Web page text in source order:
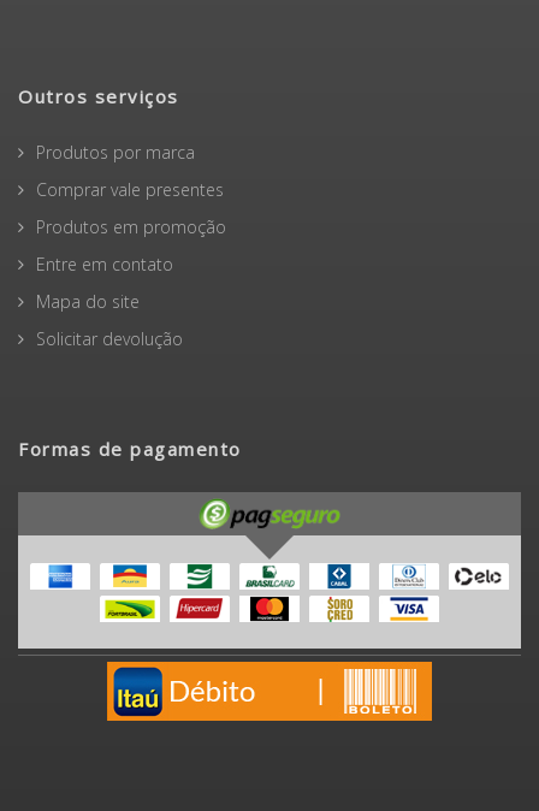
Outros serviços
Produtos por marca
Comprar vale presentes
Produtos em promoção
Entre em contato
Mapa do site
Solicitar devolução
Formas de pagamento